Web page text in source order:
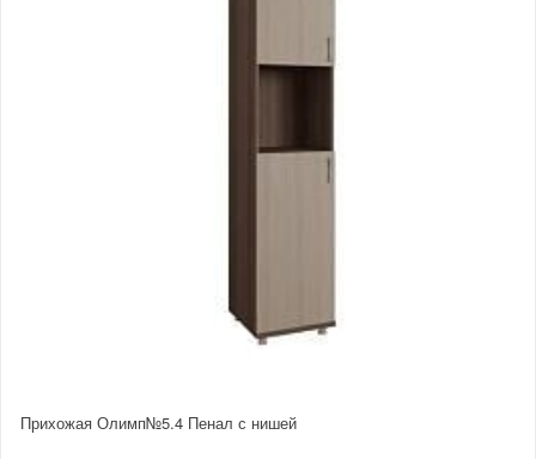
Прихожая Олимп№5.4 Пенал с нишей